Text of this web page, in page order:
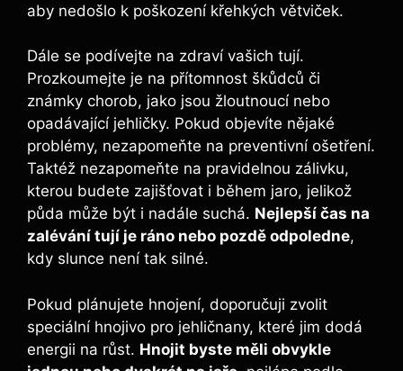
aby nedošlo k poškození křehkých větviček.
Dále se podívejte na zdraví vašich tují.
Prozkoumejte je na přítomnost škůdců či
známky chorob, jako jsou žloutnoucí nebo
opadávající jehličky. Pokud objevíte nějaké
problémy, nezapomeňte na preventivní ošetření.
Taktéž nezapomeňte na pravidelnou zálivku,
kterou budete zajišťovat i během jaro, jelikož
půda může být i nadále suchá. Nejlepší čas na
zalévání tují je ráno nebo pozdě odpoledne,
kdy slunce není tak silné.
Pokud plánujete hnojení, doporučuji zvolit
speciální hnojivo pro jehličnany, které jim dodá
energii na růst. Hnojit byste měli obvykle